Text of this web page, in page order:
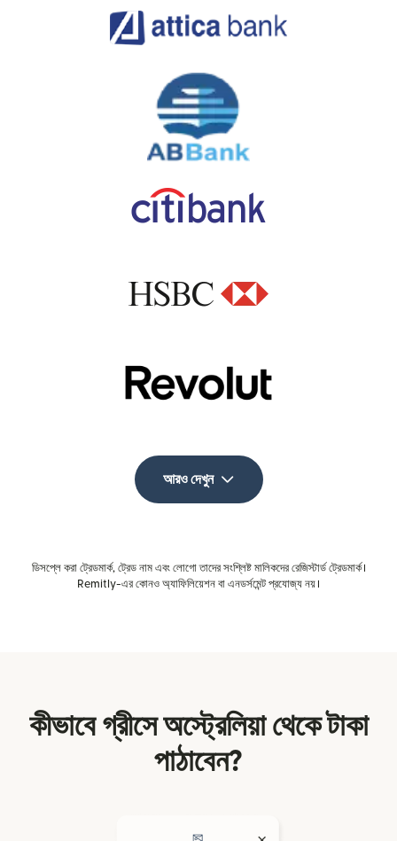
আরও দেখুন
ডিসপ্লে করা ট্রেডমার্ক, ট্রেড নাম এবং লোগো তাদের সংশ্লিষ্ট মালিকদের রেজিস্টার্ড ট্রেডমার্ক।
Remitly-এর কোনও অ্যাফিলিয়েশন বা এনডর্সমেন্ট প্রযোজ্য নয়।
কীভাবে গ্রীসে অস্ট্রেলিয়া থেকে টাকা
পাঠাবেন?